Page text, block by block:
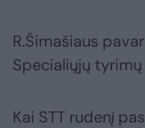
R.Šimašiaus
Specialiųjų
Kai STT rudenį